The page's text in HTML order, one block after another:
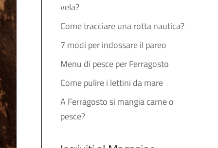
vela?
Come tracciare una rotta nautica?
7 modi per indossare il pareo
Menu di pesce per Ferragosto
Come pulire i lettini da mare
A Ferragosto si mangia carne o
pesce?